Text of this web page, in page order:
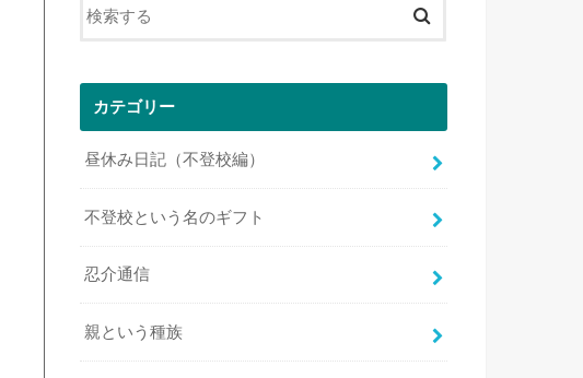
カテゴリー
昼休み日記（不登校編）
不登校という名のギフト
忍介通信
親という種族